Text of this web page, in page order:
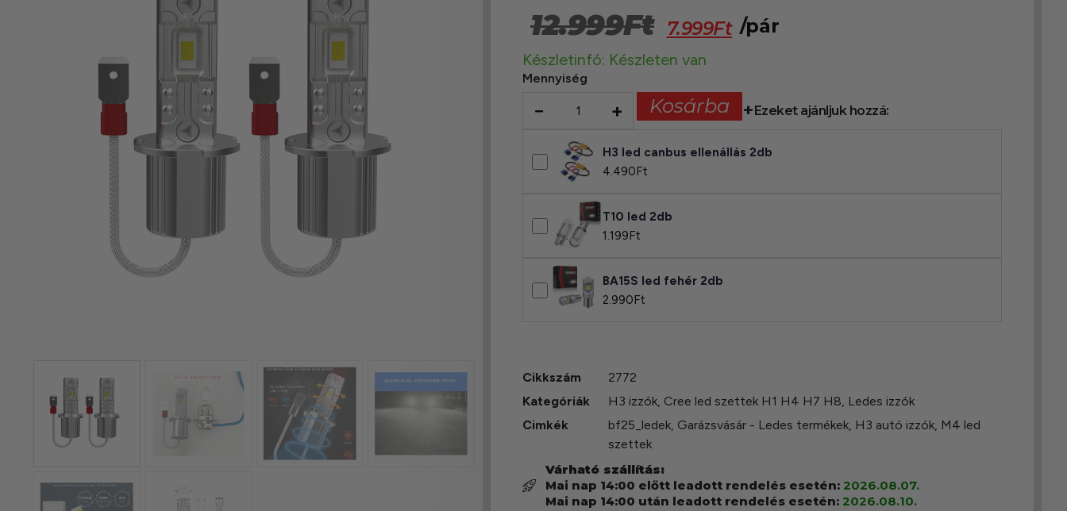
12.999Ft 7.999Ft /pár
Készletinfó: Készleten van
Mennyiség
− + Kosárba Ezeket ajánljuk hozzá:
H3 led canbus ellenállás 2db
4.490Ft
T10 led 2db
1.199Ft
BA15S led fehér 2db
2.990Ft
Cikkszám
2772
Kategóriák
H3 izzók, Cree led szettek H1 H4 H7 H8, Ledes izzók
Cimkék
bf25_ledek, Garázsvásár - Ledes termékek, H3 autó izzók, M4 led
szettek
Várható szállítás:
Mai nap 14:00 előtt leadott rendelés esetén: 2026.08.07.
Mai nap 14:00 után leadott rendelés esetén: 2026.08.10.